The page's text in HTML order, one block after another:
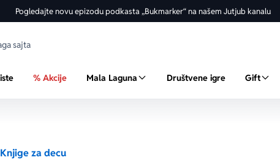
Pogledajte novu epizodu podkasta „Bukmarker“ na našem Jutjub kanalu
% Akcije Mala Laguna Društvene igre Gift
Knjige za decu